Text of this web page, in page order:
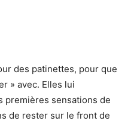
des patinettes, pour que
» avec. Elles lui
premières sensations de
de rester sur le front de